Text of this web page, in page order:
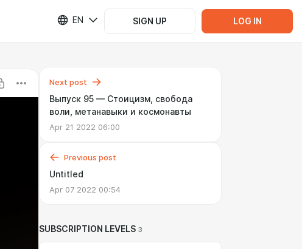
EN SIGN UP LOG IN
Next post
Выпуск 95 — Стоицизм, свобода
воли, метанавыки и космонавты
Apr 21 2022 06:00
Previous post
Untitled
Apr 07 2022 00:54
SUBSCRIPTION LEVELS 3